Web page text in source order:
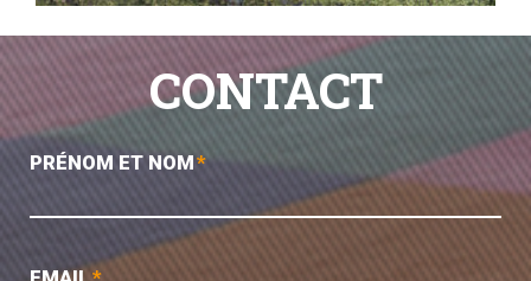
CONTACT
PRÉNOM ET NOM*